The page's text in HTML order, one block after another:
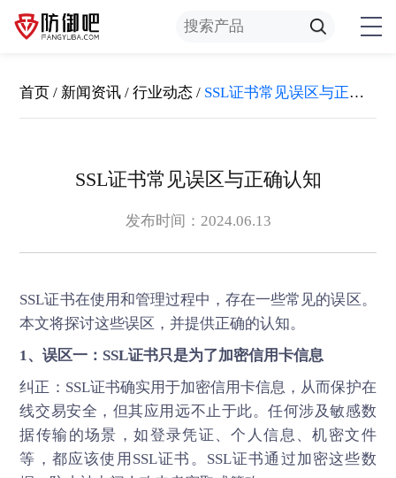
首页 / 新闻资讯 /行业动态 / SSL证书常见误区与正确认知
SSL证书常见误区与正确认知
发布时间：2024.06.13
SSL证书在使用和管理过程中，存在一些常见的误区。
本文将探讨这些误区，并提供正确的认知。
1、误区一：SSL证书只是为了加密信用卡信息
纠正：SSL证书确实用于加密信用卡信息，从而保护在
线交易安全，但其应用远不止于此。任何涉及敏感数
据传输的场景，如登录凭证、个人信息、机密文件
等，都应该使用SSL证书。SSL证书通过加密这些数